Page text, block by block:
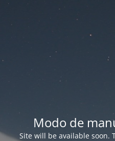
Modo de
Site will be available soon.